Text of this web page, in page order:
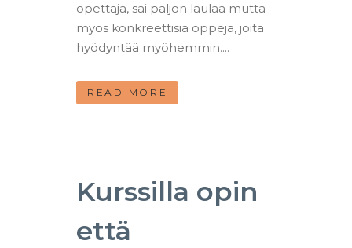
opettaja, sai paljon laulaa mutta
myös konkreettisia oppeja, joita
hyödyntää myöhemmin....
READ MORE
Kurssilla opin
että